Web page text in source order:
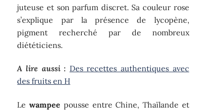
juteuse et son parfum discret. Sa couleur rose
s’explique par la présence de lycopène,
pigment recherché par de nombreux
diététiciens.
A lire aussi : Des recettes authentiques avec
des fruits en H
Lewampee pousse entre Chine, Thaïlande et